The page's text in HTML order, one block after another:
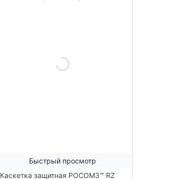
Быстрый просмотр
Каскетка защитная РОСОМЗ™ RZ